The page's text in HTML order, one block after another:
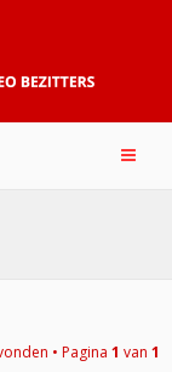
• Pagina 1 van 1